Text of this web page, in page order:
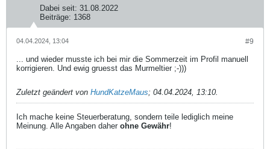
Dabei seit: 31.08.2022
Beiträge: 1368
#9
04.04.2024, 13:04
... und wieder musste ich bei mir die Sommerzeit im Profil manuell
korrigieren. Und ewig gruesst das Murmeltier ;-)))
Zuletzt geändert von HundKatzeMaus; 04.04.2024, 13:10.
Ich mache keine Steuerberatung, sondern teile lediglich meine
Meinung. Alle Angaben daher ohne Gewähr!